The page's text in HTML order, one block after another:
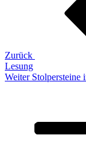
Zurück
Lesung
Nächster
Weiter Stolpersteine